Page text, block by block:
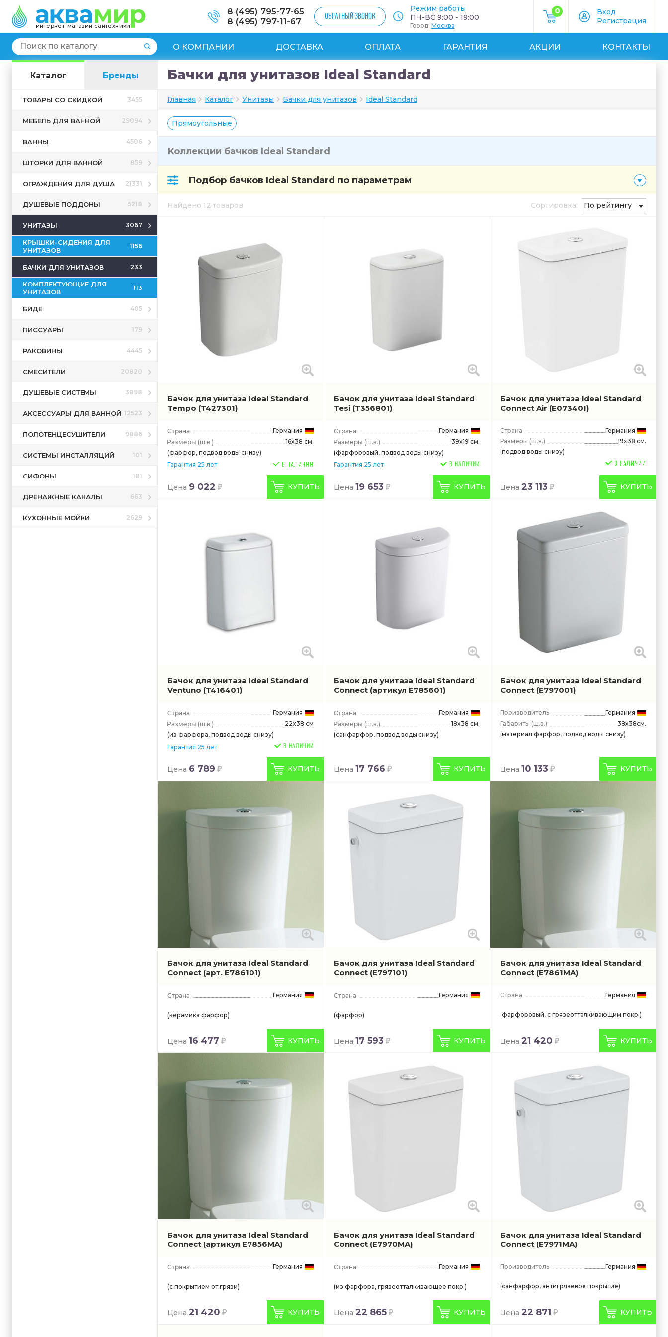
интернет-магазин сантехники
8 (495) 795-77-65
8 (495) 797-11-67
ОБРАТНЫЙ ЗВОНОК
Режим работы
ПН-ВС 9:00 - 19:00
Город: Москва
0
Вход
Регистрация
О КОМПАНИИ ДОСТАВКА ОПЛАТА ГАРАНТИЯ АКЦИИ КОНТАКТЫ
Каталог Бренды
ТОВАРЫ СО СКИДКОЙ 3455
МЕБЕЛЬ ДЛЯ ВАННОЙ 29094
ВАННЫ 4506
ШТОРКИ ДЛЯ ВАННОЙ 859
ОГРАЖДЕНИЯ ДЛЯ ДУША 21331
ДУШЕВЫЕ ПОДДОНЫ 5218
УНИТАЗЫ 3067
КРЫШКИ-СИДЕНИЯ ДЛЯ
УНИТАЗОВ
1156
БАЧКИ ДЛЯ УНИТАЗОВ 233
КОМПЛЕКТУЮЩИЕ ДЛЯ
УНИТАЗОВ
113
БИДЕ 405
ПИССУАРЫ 179
РАКОВИНЫ 4445
СМЕСИТЕЛИ 20820
ДУШЕВЫЕ СИСТЕМЫ 3898
АКСЕССУАРЫ ДЛЯ ВАННОЙ 12523
ПОЛОТЕНЦЕСУШИТЕЛИ 9886
СИСТЕМЫ ИНСТАЛЛЯЦИЙ 101
СИФОНЫ 181
ДРЕНАЖНЫЕ КАНАЛЫ 663
КУХОННЫЕ МОЙКИ 2629
Бачки для унитазов Ideal Standard
Главная Каталог Унитазы Бачки для унитазов Ideal Standard
Прямоугольные
Коллекции бачков Ideal Standard
Подбор бачков Ideal Standard по параметрам
Найдено 12 товаров Сортировка: По рейтингу
Бачок для унитаза Ideal Standard
Tempo (T427301)
Германия
(ш.в.)
16x38 см.
(фарфор, подвод воды снизу)
Гарантия 25 лет
Цена 9 022 КУПИТЬ
Бачок для унитаза Ideal Standard
Tesi (T356801)
Германия
(ш.в.)
39x19 см.
(фарфоровый, подвод воды снизу)
Гарантия 25 лет
В НАЛИЧИИ
Цена 19 653 КУПИТЬ
Бачок для унитаза Ideal Standard
Connect Air (E073401)
Страна
Германия
Размеры (ш.в.)
19x38 см.
(подвод воды снизу)
Цена 23 113 КУПИТЬ
Бачок для унитаза Ideal Standard
Ventuno (T416401)
Германия
(ш.в.)
22x38 см
(из фарфора, подвод воды снизу)
Гарантия 25 лет
В НАЛИЧИИ
Цена 6 789 КУПИТЬ
Бачок для унитаза Ideal Standard
Connect (артикул E785601)
Германия
(ш.в.)
18x38 см.
(санфарфор, подвод воды снизу)
Цена 17 766 КУПИТЬ
Бачок для унитаза Ideal Standard
Connect (E797001)
Производитель
Германия
Габариты (ш.в.)
38x38см.
(материал фарфор, подвод воды снизу)
Цена 10 133 КУПИТЬ
Бачок для унитаза Ideal Standard
Connect (арт. E786101)
Германия
(керамика фарфор)
Цена 16 477 КУПИТЬ
Бачок для унитаза Ideal Standard
Connect (E797101)
Германия
(фарфор)
Цена 17 593 КУПИТЬ
Бачок для унитаза Ideal Standard
Connect (E7861MA)
Страна Германия
(фарфоровый, с грязеотталкивающим покр.)
Цена 21 420 КУПИТЬ
Бачок для унитаза Ideal Standard
Connect (артикул E7856MA)
Германия
(с покрытием от грязи)
Цена 21 420 КУПИТЬ
Бачок для унитаза Ideal Standard
Connect (E7970MA)
Германия
(из фарфора, грязеотталкивающее покр.)
Цена 22 865 КУПИТЬ
Бачок для унитаза Ideal Standard
Connect (E7971MA)
Производитель Германия
(санфарфор, антигрязевое покрытие)
Цена 22 871 КУПИТЬ